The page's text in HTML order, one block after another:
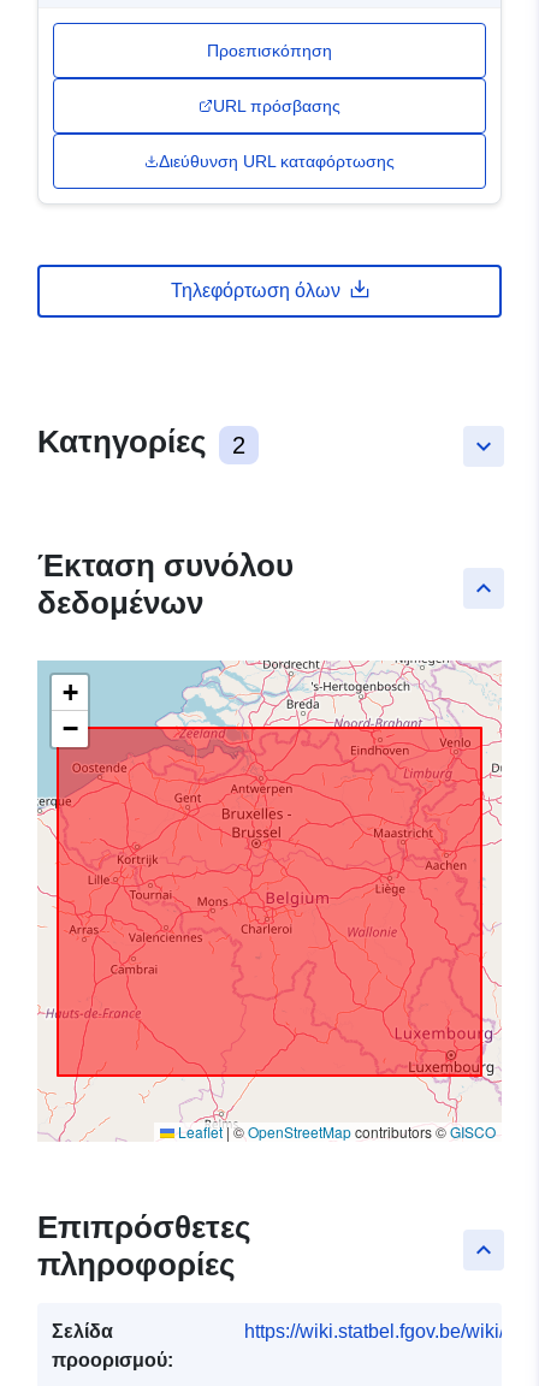
Προεπισκόπηση
URL πρόσβασης
Διεύθυνση URL καταφόρτωσης
Τηλεφόρτωση όλων
keyboard_arrow_down
Κατηγορίες 2
keyboard_arrow_up
Έκταση συνόλου
δεδομένων
+
−
Leaflet|©OpenStreetMapcontributors ©GISCO
keyboard_arrow_up
Επιπρόσθετες
πληροφορίες
Σελίδα
προορισμού:
https://wiki.statbel.fgov.be/wiki/